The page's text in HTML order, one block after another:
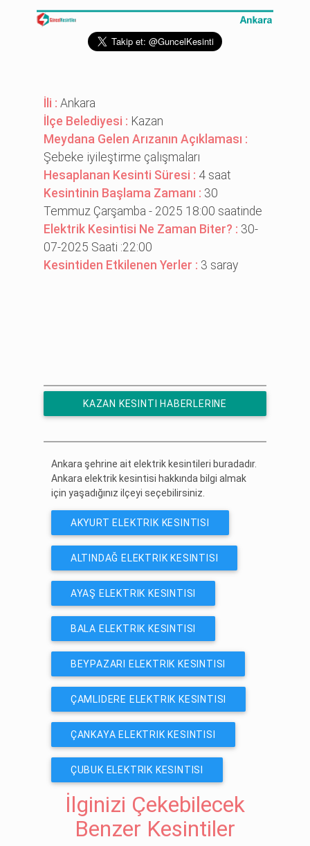
İli :Ankara
İlçe Belediyesi : Kazan
Meydana Gelen Arızanın Açıklaması :
Şebeke i̇yi̇leşti̇rme çalışmaları
Hesaplanan Kesinti Süresi : 4 saat
Kesintinin Başlama Zamanı : 30
Temmuz Çarşamba - 2025 18:00 saatinde
Elektrik Kesintisi Ne Zaman Biter? : 30-
07-2025 Saati :22:00
Kesintiden Etkilenen Yerler : 3 saray
KAZAN KESINTI HABERLERINE
Ankara şehrine ait elektrik kesintileri buradadır.
Ankara elektrik kesintisi hakkında bilgi almak
için yaşadığınız ilçeyi seçebilirsiniz.
AKYURT ELEKTRIK KESINTISI
ALTINDAĞ ELEKTRIK KESINTISI
AYAŞ ELEKTRIK KESINTISI
BALA ELEKTRIK KESINTISI
BEYPAZARI ELEKTRIK KESINTISI
ÇAMLIDERE ELEKTRIK KESINTISI
ÇANKAYA ELEKTRIK KESINTISI
ÇUBUK ELEKTRIK KESINTISI
İlginizi Çekebilecek
Benzer Kesintiler